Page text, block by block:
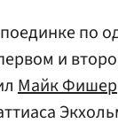
по
и
Майк Фишер